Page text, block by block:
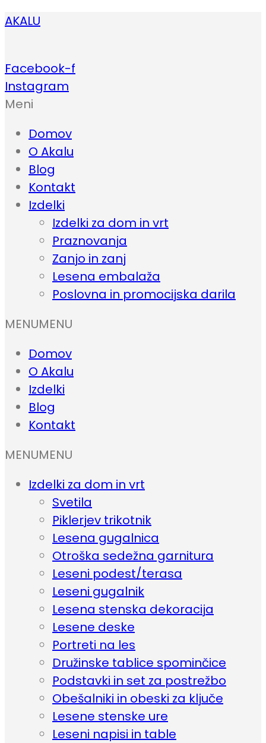
AKALU
Facebook-f
Instagram
Meni
Domov
O Akalu
Blog
Kontakt
Izdelki
Izdelki za dom in vrt
Praznovanja
Zanjo in zanj
Lesena embalaža
Poslovna in promocijska darila
MENUMENU
Domov
O Akalu
Izdelki
Blog
Kontakt
MENUMENU
Izdelki za dom in vrt
Svetila
Piklerjev trikotnik
Lesena gugalnica
Otroška sedežna garnitura
Leseni podest/terasa
Leseni gugalnik
Lesena stenska dekoracija
Lesene deske
Portreti na les
Družinske tablice spominčice
Podstavki in set za postrežbo
Obešalniki in obeski za ključe
Lesene stenske ure
Leseni napisi in table